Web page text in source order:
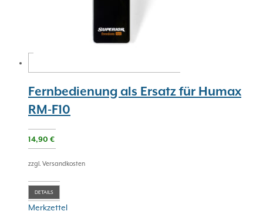
Fernbedienung als Ersatz für Humax
RM-F10
14,90 €
zzgl. Versandkosten
DETAILS
Merkzettel